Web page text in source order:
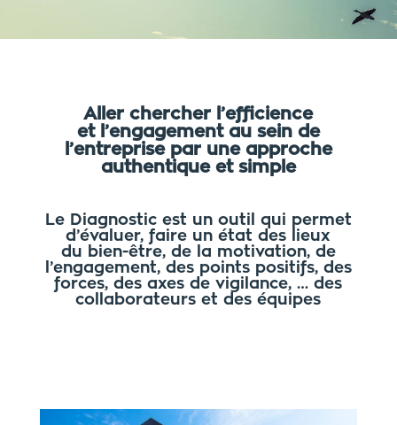
Aller chercher l’efficience
et l’engagement au sein de
l’entreprise par une approche
authentique et simple
Le Diagnostic est un outil qui permet
d’évaluer, faire un état des lieux
du bien-être, de la motivation, de
l’engagement, des points positifs, des
forces, des axes de vigilance, … des
collaborateurs et des équipes